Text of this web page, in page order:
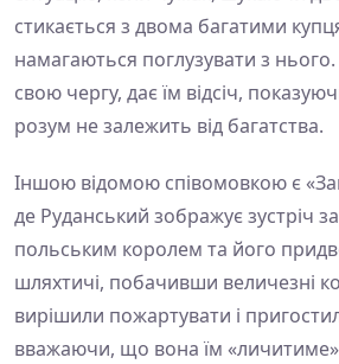
стикається з двома багатими
намагаються поглузувати з
свою чергу, дає їм відсіч,
розум не залежить від багатства.
Іншою відомою співомовкою є
де Руданський зображує зустріч
польським королем та його
шляхтичі, побачивши величезні
вирішили пожартувати і
вважаючи, що вона їм